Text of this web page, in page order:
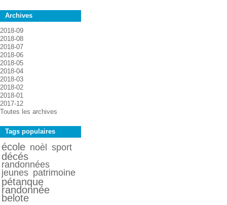
Archives
2018-09
2018-08
2018-07
2018-06
2018-05
2018-04
2018-03
2018-02
2018-01
2017-12
Toutes les archives
Tags populaires
école noèl sport
décés
randonnées
jeunes patrimoine
pétanque
randonnée
belote